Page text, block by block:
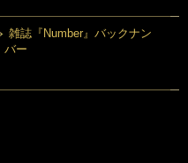
雑誌『Number』バックナン
バー